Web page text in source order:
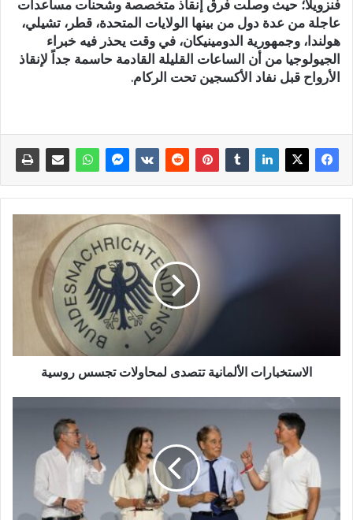
فنزويلا؛ حيث وصلت فرق إنقاذ متخصصة وشحنات مساعدات
عاجلة من عدة دول من بينها الولايات المتحدة، قطر، تشيلي،
هولندا، وجمهورية الدومينيكان، في وقت يحذر فيه خبراء
الجيولوجيا من أن الساعات القليلة القادمة حاسمة جداً لإنقاذ
الأرواح قبل نفاد الأكسجين تحت الركام.
الاستخبارات الألمانية تتصدى لمحاولات تجسس روسية